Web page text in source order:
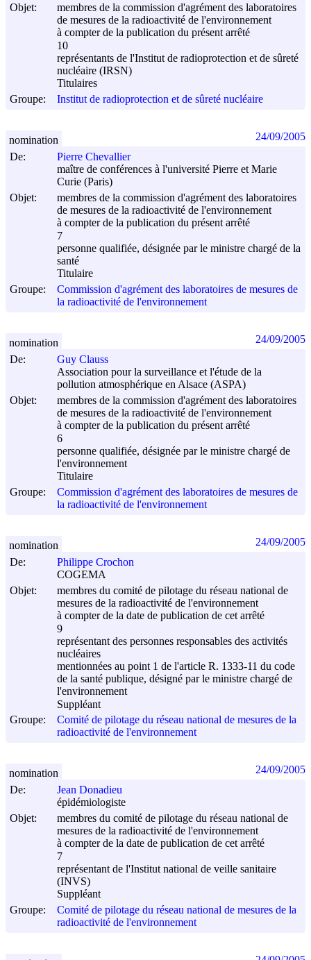
Objet:
membres de la commission d'agrément des laboratoires
de mesures de la radioactivité de l'environnement
à compter de la publication du présent arrêté
10
représentants de l'Institut de radioprotection et de sûreté
nucléaire (IRSN)
Titulaires
Groupe:
Institut de radioprotection et de sûreté nucléaire
De:
Pierre Chevallier
maître de conférences à l'université Pierre et Marie
Curie (Paris)
Objet:
membres de la commission d'agrément des laboratoires
de mesures de la radioactivité de l'environnement
à compter de la publication du présent arrêté
7
personne qualifiée, désignée par le ministre chargé de la
santé
Titulaire
Groupe:
Commission d'agrément des laboratoires de mesures de
la radioactivité de l'environnement
nomination 24/09/2005
De:
Guy Clauss
Association pour la surveillance et l'étude de la
pollution atmosphérique en Alsace (ASPA)
Objet:
membres de la commission d'agrément des laboratoires
de mesures de la radioactivité de l'environnement
à compter de la publication du présent arrêté
6
personne qualifiée, désignée par le ministre chargé de
l'environnement
Titulaire
Groupe:
Commission d'agrément des laboratoires de mesures de
la radioactivité de l'environnement
nomination 24/09/2005
De:
Philippe Crochon
COGEMA
Objet:
membres du comité de pilotage du réseau national de
mesures de la radioactivité de l'environnement
à compter de la date de publication de cet arrêté
9
représentant des personnes responsables des activités
nucléaires
mentionnées au point 1 de l'article R. 1333-11 du code
de la santé publique, désigné par le ministre chargé de
l'environnement
Suppléant
Groupe:
Comité de pilotage du réseau national de mesures de la
radioactivité de l'environnement
nomination 24/09/2005
De:
Jean Donadieu
épidémiologiste
Objet:
membres du comité de pilotage du réseau national de
mesures de la radioactivité de l'environnement
à compter de la date de publication de cet arrêté
7
représentant de l'Institut national de veille sanitaire
(INVS)
Suppléant
Groupe:
Comité de pilotage du réseau national de mesures de la
radioactivité de l'environnement
nomination 24/09/2005